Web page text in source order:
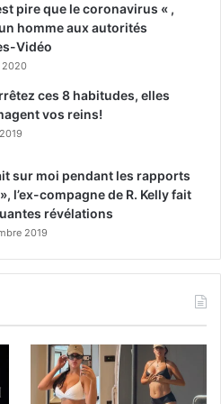
pire que le coronavirus « ,
homme aux autorités
Vidéo
2020
ces 8 habitudes, elles
vos reins!
sur moi pendant les rapports
l’ex-compagne de R. Kelly fait
révélations
2019